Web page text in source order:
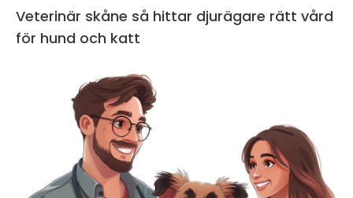
Veterinär skåne så hittar djurägare rätt vård
för hund och katt